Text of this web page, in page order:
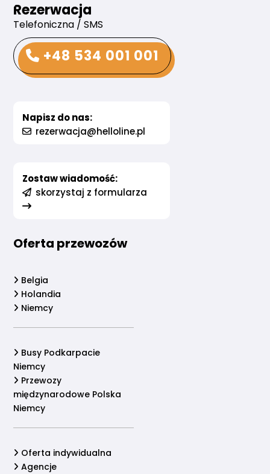
Rezerwacja
Telefoniczna / SMS
+48 534 001 001
Napisz do nas:
rezerwacja@helloline.pl
Zostaw wiadomość:
skorzystaj z formularza
Oferta przewozów
Belgia
Holandia
Niemcy
Busy Podkarpacie
Niemcy
Przewozy
międzynarodowe Polska
Niemcy
Oferta indywidualna
Agencje